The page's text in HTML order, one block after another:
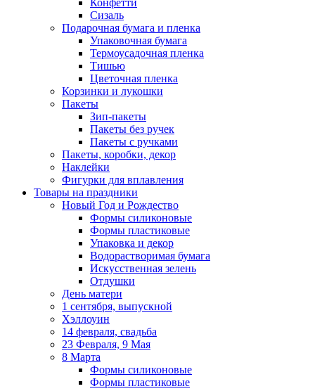
Конфетти
Сизаль
Подарочная бумага и пленка
Упаковочная бумага
Термоусадочная пленка
Тишью
Цветочная пленка
Корзинки и лукошки
Пакеты
Зип-пакеты
Пакеты без ручек
Пакеты с ручками
Пакеты, коробки, декор
Наклейки
Фигурки для вплавления
Товары на праздники
Новый Год и Рождество
Формы силиконовые
Формы пластиковые
Упаковка и декор
Водорастворимая бумага
Искусственная зелень
Отдушки
День матери
1 сентября, выпускной
Хэллоуин
14 февраля, свадьба
23 Февраля, 9 Мая
8 Марта
Формы силиконовые
Формы пластиковые